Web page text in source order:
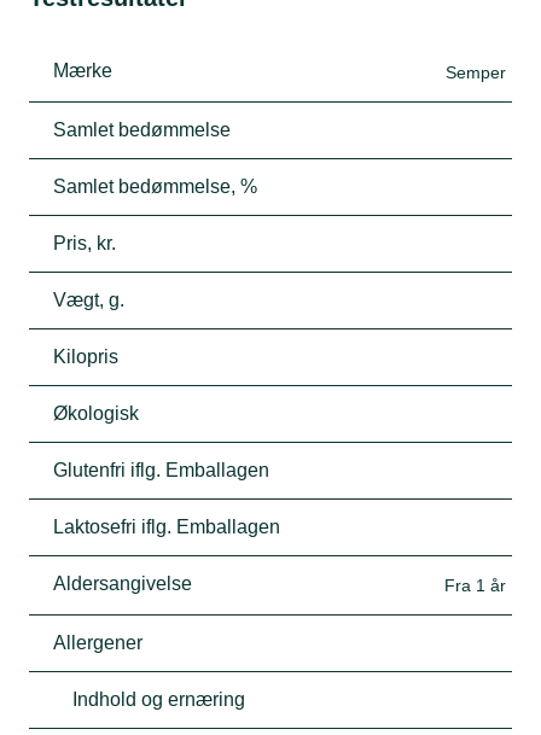
Mærke Semper
Samlet bedømmelse
Samlet bedømmelse, %
Pris, kr.
Vægt, g.
Kilopris
Økologisk
Glutenfri iflg. Emballagen
Laktosefri iflg. Emballagen
Aldersangivelse Fra 1 år
Allergener
Indhold og ernæring